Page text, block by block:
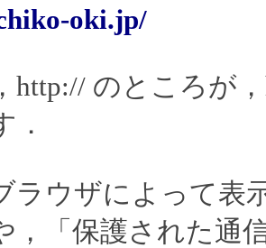
oki.jp/
http:// のところが
．
ラウザによって表
，「保護された通